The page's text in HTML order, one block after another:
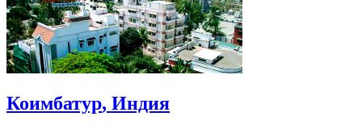
Коимбатур, Индия